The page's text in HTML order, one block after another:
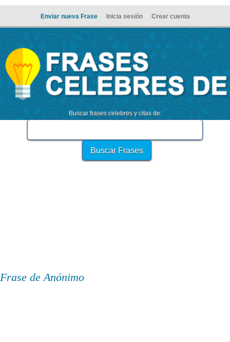
Enviar nueva Frase Inicia sesión Crear cuenta
Buscar frases celebres y citas de:
Frase de Anónimo